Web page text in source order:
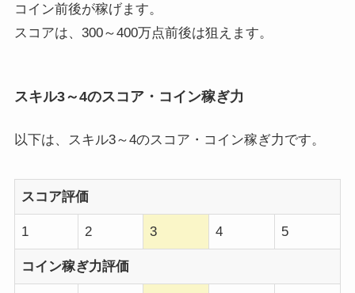
コイン前後が稼げます。
スコアは、300～400万点前後は狙えます。
スキル3～4のスコア・コイン稼ぎ力
以下は、スキル3～4のスコア・コイン稼ぎ力です。
スコア評価
1 2 3 4 5
コイン稼ぎ力評価